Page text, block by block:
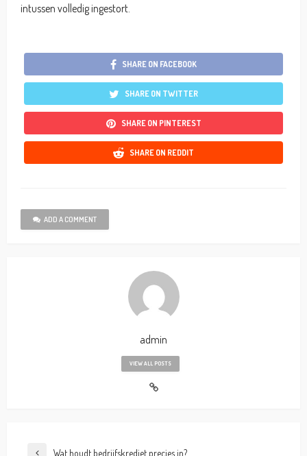
intussen volledig ingestort.
SHARE ON FACEBOOK
SHARE ON TWITTER
SHARE ON PINTEREST
SHARE ON REDDIT
ADD A COMMENT
admin
VIEW ALL POSTS
Wat houdt bedrijfskrediet precies in?